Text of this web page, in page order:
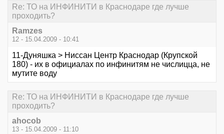
Re: ТО на ИНФИНИТИ в Краснодаре где лучше
проходить?
Ramzes
12 - 15.04.2009 - 10:41
11-Дуняшка > Ниссан Центр Краснодар (Крупской
180) - их в официалах по инфинитям не числицца, не
мутите воду
Re: ТО на ИНФИНИТИ в Краснодаре где лучше
проходить?
ahocob
13 - 15.04.2009 - 11:10